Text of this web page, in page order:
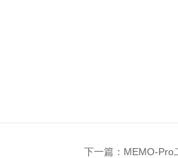
下一篇： MEMO-Pro